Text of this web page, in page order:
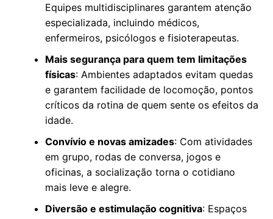
Equipes multidisciplinares garantem atenção
especializada, incluindo médicos,
enfermeiros, psicólogos e fisioterapeutas.
Mais segurança para quem tem limitações
físicas: Ambientes adaptados evitam quedas
e garantem facilidade de locomoção, pontos
críticos da rotina de quem sente os efeitos da
idade.
Convívio e novas amizades: Com atividades
em grupo, rodas de conversa, jogos e
oficinas, a socialização torna o cotidiano
mais leve e alegre.
Diversão e estimulação cognitiva: Espaços